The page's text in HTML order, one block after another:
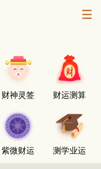
财神灵签 财运测算
紫微财运 测学业运